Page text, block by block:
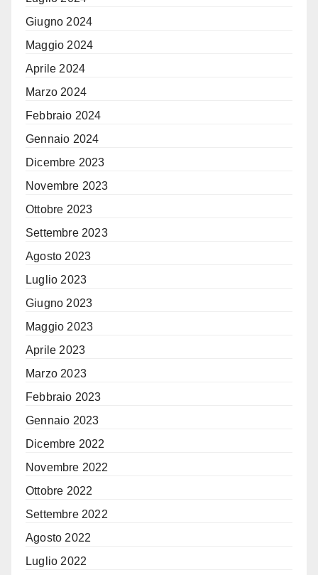
Giugno 2024
Maggio 2024
Aprile 2024
Marzo 2024
Febbraio 2024
Gennaio 2024
Dicembre 2023
Novembre 2023
Ottobre 2023
Settembre 2023
Agosto 2023
Luglio 2023
Giugno 2023
Maggio 2023
Aprile 2023
Marzo 2023
Febbraio 2023
Gennaio 2023
Dicembre 2022
Novembre 2022
Ottobre 2022
Settembre 2022
Agosto 2022
Luglio 2022